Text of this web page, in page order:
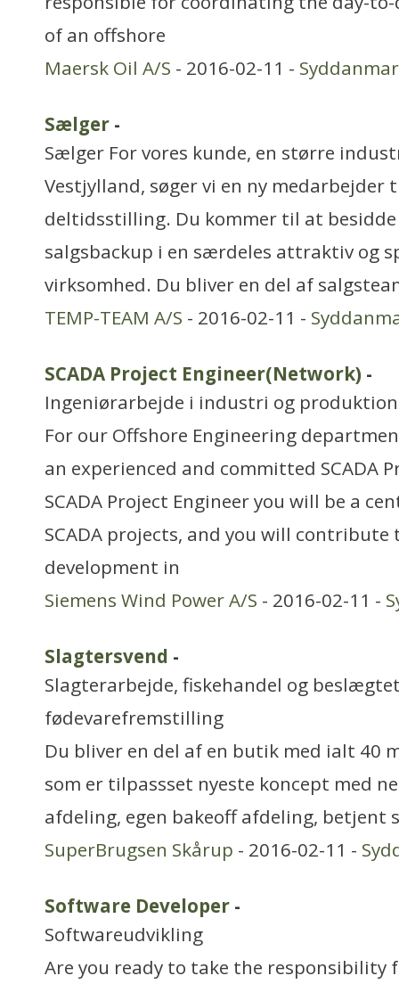
of an offshore
Maersk Oil A/S - 2016-02-11 -
Sælger -
Sælger For vores kunde, en større
Vestjylland, søger vi en ny
deltidsstilling. Du kommer til at besidde
salgsbackup i en særdeles attraktiv og
virksomhed. Du bliver en del af
TEMP-TEAM A/S - 2016-02-11 -
SCADA Project Engineer(Network) -
Ingeniørarbejde i industri og produktion
For our Offshore Engineering
an experienced and committed SCADA
SCADA Project Engineer you will be a
SCADA projects, and you will
development in
Siemens Wind Power A/S - 2016-02-11 -
Slagtersvend -
Slagterarbejde, fiskehandel og
fødevarefremstilling
Du bliver en del af en butik med ialt 40
som er tilpassset nyeste koncept med
afdeling, egen bakeoff afdeling, betjent
SuperBrugsen Skårup - 2016-02-11 -
Software Developer -
Softwareudvikling
Are you ready to take the responsibility